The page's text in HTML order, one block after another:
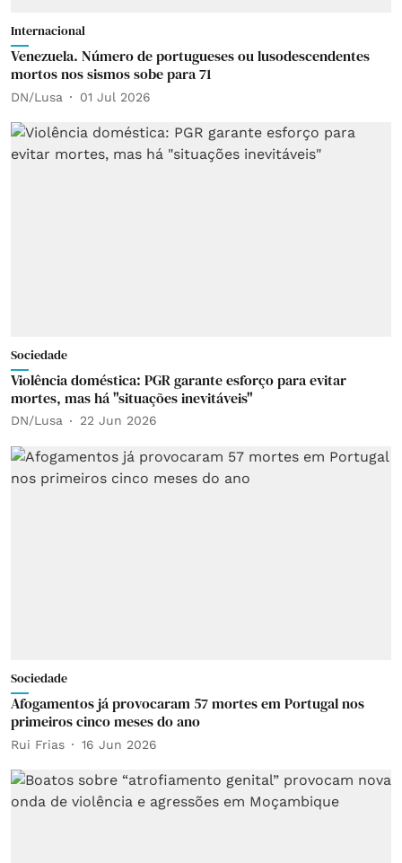
Internacional
Venezuela. Número de portugueses ou lusodescendentes
mortos nos sismos sobe para 71
DN/Lusa 01 Jul 2026
Sociedade
Violência doméstica: PGR garante esforço para evitar
mortes, mas há "situações inevitáveis"
DN/Lusa 22 Jun 2026
Sociedade
Afogamentos já provocaram 57 mortes em Portugal nos
primeiros cinco meses do ano
Rui Frias 16 Jun 2026